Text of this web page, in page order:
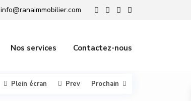
info@ranaimmobilier.com
Nos services Contactez-nous
Plein écran Prev Prochain